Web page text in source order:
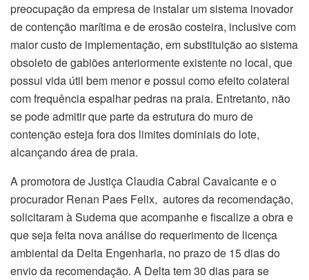
preocupação da empresa de instalar um sistema inovador
de contenção marítima e de erosão costeira, inclusive com
maior custo de implementação, em substituição ao sistema
obsoleto de gabiões anteriormente existente no local, que
possui vida útil bem menor e possui como efeito colateral
com frequência espalhar pedras na praia. Entretanto, não
se pode admitir que parte da estrutura do muro de
contenção esteja fora dos limites dominiais do lote,
alcançando área de praia.
A promotora de Justiça Claudia Cabral Cavalcante e o
procurador Renan Paes Felix, autores da recomendação,
solicitaram à Sudema que acompanhe e fiscalize a obra e
que seja feita nova análise do requerimento de licença
ambiental da Delta Engenharia, no prazo de 15 dias do
envio da recomendação. A Delta tem 30 dias para se